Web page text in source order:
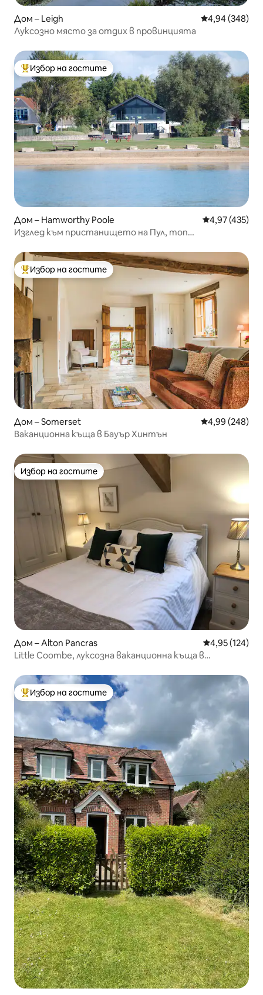
Дом – Leigh Средна
4,94 (348)
Луксозно място за отдих в провинцията
Най-популярен избор на гостите
Избор на гостите
Дом – Hamworthy Poole Средна
4,97 (435)
Изглед към пристанището на Пул, топ
Най-популярен избор на гостите
Избор на гостите
Дом – Somerset Средна
4,99 (248)
Ваканционна къща в Бауър Хинтън
Избор на гостите
Избор на гостите
Дом – Alton Pancras Средна
4,95 (124)
Little Coombe, луксозна ваканционна къща в
Най-популярен избор на гостите
Избор на гостите